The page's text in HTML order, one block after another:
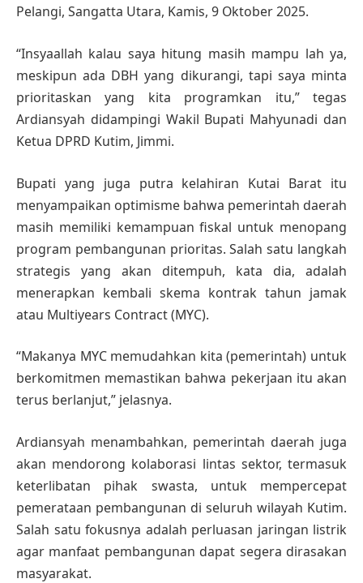
Pelangi, Sangatta Utara, Kamis, 9 Oktober 2025.
“Insyaallah kalau saya hitung masih mampu lah ya,
meskipun ada DBH yang dikurangi, tapi saya minta
prioritaskan yang kita programkan itu,” tegas
Ardiansyah didampingi Wakil Bupati Mahyunadi dan
Ketua DPRD Kutim, Jimmi.
Bupati yang juga putra kelahiran Kutai Barat itu
menyampaikan optimisme bahwa pemerintah daerah
masih memiliki kemampuan fiskal untuk menopang
program pembangunan prioritas. Salah satu langkah
strategis yang akan ditempuh, kata dia, adalah
menerapkan kembali skema kontrak tahun jamak
atau Multiyears Contract (MYC).
“Makanya MYC memudahkan kita (pemerintah) untuk
berkomitmen memastikan bahwa pekerjaan itu akan
terus berlanjut,” jelasnya.
Ardiansyah menambahkan, pemerintah daerah juga
akan mendorong kolaborasi lintas sektor, termasuk
keterlibatan pihak swasta, untuk mempercepat
pemerataan pembangunan di seluruh wilayah Kutim.
Salah satu fokusnya adalah perluasan jaringan listrik
agar manfaat pembangunan dapat segera dirasakan
masyarakat.